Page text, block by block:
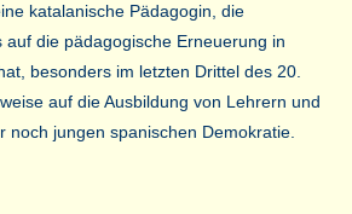
katalanische Pädagogin, die
die pädagogische Erneuerung in
besonders im letzten Drittel des 20.
auf die Ausbildung von Lehrern und
noch jungen spanischen Demokratie.